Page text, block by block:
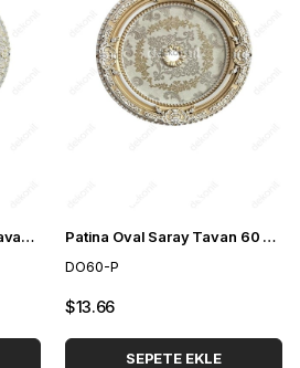
Beyaz Altın Oval Saray Tavan 60 cm Patina Oval Saray Tavan 60 cm
DO60-P
$13.66
SEPETE EKLE